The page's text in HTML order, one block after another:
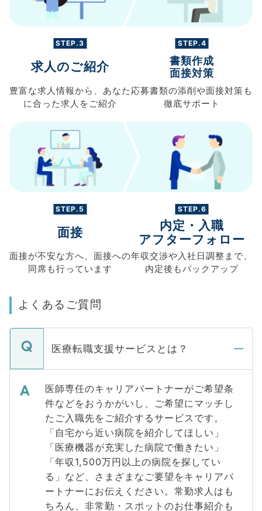
STEP.3
求人のご紹介
豊富な求人情報から、 あなた
に合った求人を ご紹介
STEP.4
書類作成
面接対策
応募書類の添削や面接対策も
徹底サポート
STEP.5
面接
面接が不安な方へ、 面接への
同席も行っています
STEP.6
内定・入職
アフターフォロー
年収交渉や入社日調整まで、
内定後もバックアップ
よくあるご質問
医療転職支援サービスとは？
医師専任のキャリアパートナーがご希望条
件などをおうかがいし、ご希望にマッチし
たご入職先をご紹介するサービスです。
「自宅から近い病院を紹介してほしい」
「医療機器が充実した病院で働きたい」
「年収1,500万円以上の病院を探してい
る」など、さまざまなご要望をキャリアパ
ートナーにお伝えください。常勤求人はも
ちろん、非常勤・スポットのお仕事紹介も